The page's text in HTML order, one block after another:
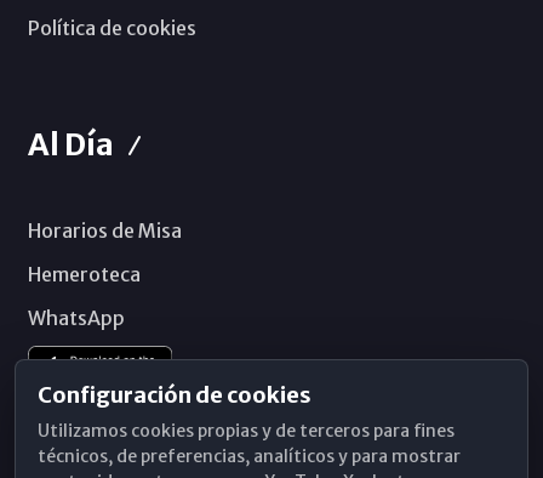
Política de cookies
Al Día
Horarios de Misa
Hemeroteca
WhatsApp
Configuración de cookies
Utilizamos cookies propias y de terceros para fines
técnicos, de preferencias, analíticos y para mostrar